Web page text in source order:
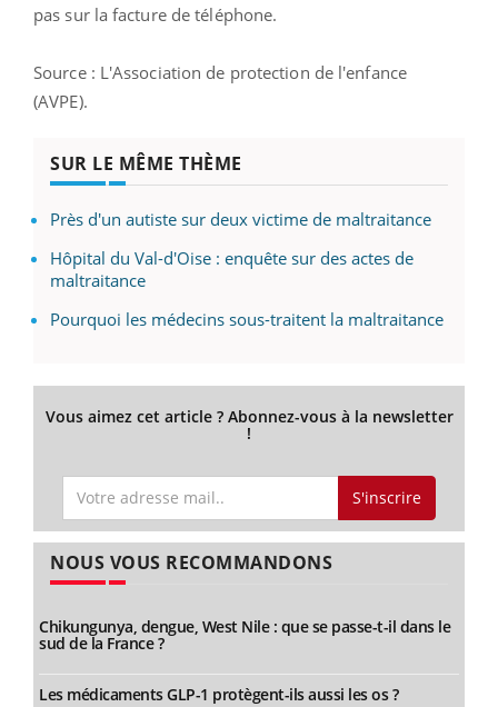
pas sur la facture de téléphone.
Source : L'Association de protection de l'enfance
(AVPE).
SUR LE MÊME THÈME
Près d'un autiste sur deux victime de maltraitance
Hôpital du Val-d'Oise : enquête sur des actes de
maltraitance
Pourquoi les médecins sous-traitent la maltraitance
Vous aimez cet article ? Abonnez-vous à la newsletter
!
S'inscrire
NOUS VOUS RECOMMANDONS
Chikungunya, dengue, West Nile : que se passe-t-il dans le
sud de la France ?
Les médicaments GLP-1 protègent-ils aussi les os ?